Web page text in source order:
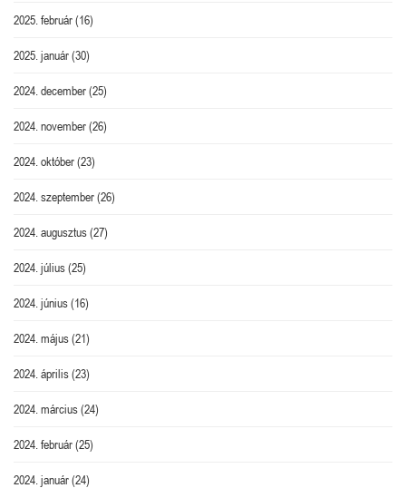
2025. február(16)
2025. január(30)
2024. december(25)
2024. november(26)
2024. október(23)
2024. szeptember(26)
2024. augusztus(27)
2024. július(25)
2024. június(16)
2024. május(21)
2024. április(23)
2024. március(24)
2024. február(25)
2024. január(24)